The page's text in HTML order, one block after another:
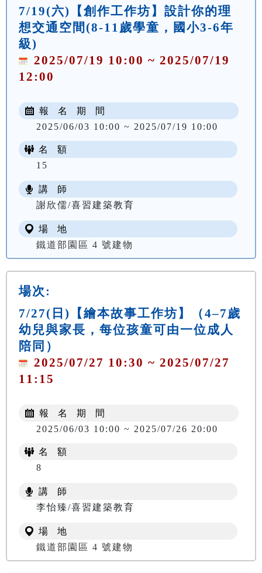
7/19(六)【創作工作坊】設計你的理
想交通空間(8-11歲學童，國小3-6年
級)
2025/07/19 10:00 ~ 2025/07/19
12:00
報 名 期 間
2025/06/03 10:00 ~ 2025/07/19 10:00
名 額
15
講 師
謝欣儒/喜習建築教育
場 地
鐵道部園區 4 號建物
場次:
7/27(日)【繪本故事工作坊】（4–7歲
幼兒與家長，每位孩童可由一位成人
陪同）
2025/07/27 10:30 ~ 2025/07/27
11:15
報 名 期 間
2025/06/03 10:00 ~ 2025/07/26 20:00
名 額
8
講 師
李怡臻/喜習建築教育
場 地
鐵道部園區 4 號建物